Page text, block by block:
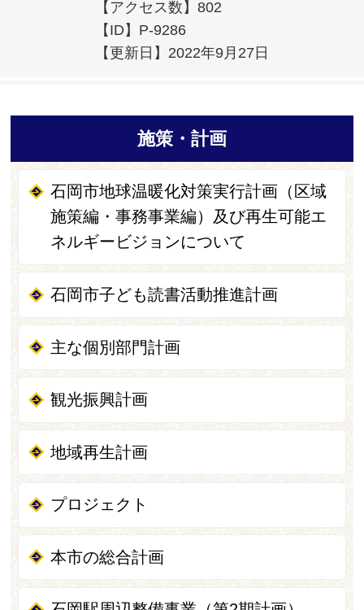
【アクセス数】 802
【ID】 P-9286
【更新日】 2022年9月27日
施策・計画
石岡市地球温暖化対策実行計画（区域
施策編・事務事業編）及び再生可能エ
ネルギービジョンについて
石岡市子ども読書活動推進計画
主な個別部門計画
観光振興計画
地域再生計画
プロジェクト
本市の総合計画